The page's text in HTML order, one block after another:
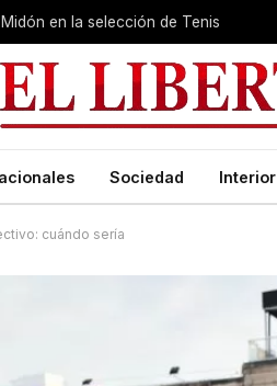
en la selección de Tenis
Sociedad Interior
cuándo sería